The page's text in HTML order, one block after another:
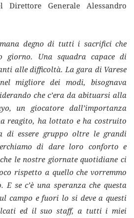
Direttore Generale Alessandro
degno di tutti i sacrifici che
giorno. Una squadra capace di
alle difficoltà. La gara di Varese
migliore dei modi, bisognava
che c’era da abituarsi alla
un giocatore dall’importanza
reagito, ha lottato e ha costruito
di essere gruppo oltre le grandi
di dare loro conforto e
le nostre giornate quotidiane ci
rispetto a quello che vorremmo
se c’è una speranza che questa
campo e fuori lo si deve a questi
ed il suo staff, a tutti i miei